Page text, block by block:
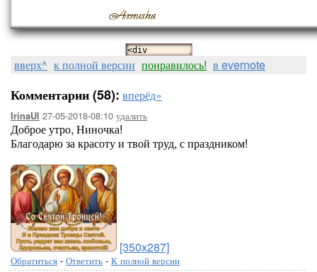
вверх^ к полной версии понравилось! в evernote
Комментарии (58): вперёд»
IrinaUl 27-05-2018-08:10 удалить
Доброе утро, Ниночка!
Благодарю за красоту и твой труд, с праздником!
[350x287]
Обратиться - Ответить - К полной версии